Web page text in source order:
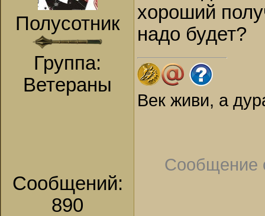
Полусотник
Группа:
Ветераны
Сообщений:
890
хороший
надо будет?
Век живи, а
Сообщение